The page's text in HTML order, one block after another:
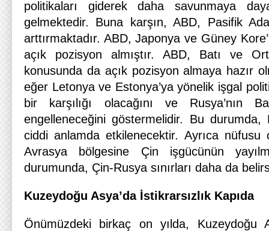
politikaları giderek daha savunmaya
gelmektedir. Buna karşın, ABD, Pasifik
arttırmaktadır. ABD, Japonya ve Güney
açık pozisyon almıştır. ABD, Batı ve
konusunda da açık pozisyon almaya hazır
eğer Letonya ve Estonya’ya yönelik işgal
bir karşılığı olacağını ve Rusya’nın
engelleneceğini göstermelidir. Bu durumda,
ciddi anlamda etkilenecektir. Ayrıca
Avrasya bölgesine Çin işgücünün
durumunda, Çin-Rusya sınırları daha da
Kuzeydoğu Asya’da İstikrarsızlık Kapıda
Önümüzdeki birkaç on yılda, Kuzeydoğu